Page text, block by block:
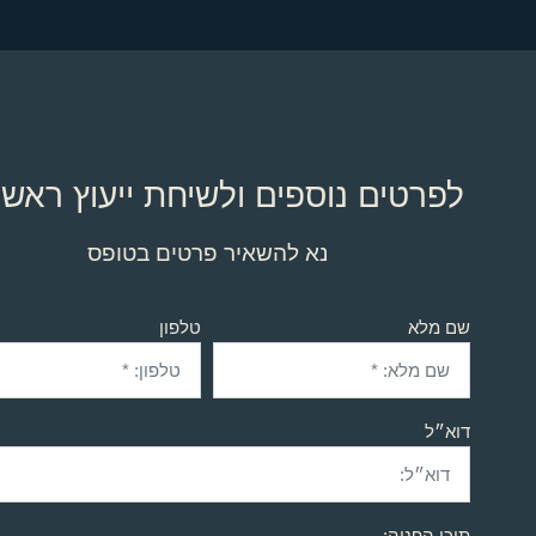
לפרטים נוספים ולשיחת ייעוץ
נא להשאיר פרטים בטופס
שם מלא טלפון
דוא״ל